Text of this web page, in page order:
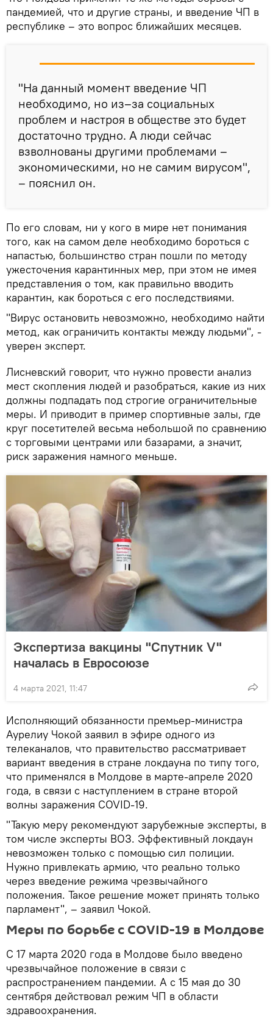
пандемией, что и другие страны, и введение ЧП в
республике – это вопрос ближайших месяцев.
"На данный момент введение ЧП
необходимо, но из–за социальных
проблем и настроя в обществе это будет
достаточно трудно. А люди сейчас
взволнованы другими проблемами –
экономическими, но не самим вирусом",
– пояснил он.
По его словам, ни у кого в мире нет понимания
того, как на самом деле необходимо бороться с
напастью, большинство стран пошли по методу
ужесточения карантинных мер, при этом не имея
представления о том, как правильно вводить
карантин, как бороться с его последствиями.
"Вирус остановить невозможно, необходимо найти
метод, как ограничить контакты между людьми", -
уверен эксперт.
Лисневский говорит, что нужно провести анализ
мест скопления людей и разобраться, какие из них
должны подпадать под строгие ограничительные
меры. И приводит в пример спортивные залы, где
круг посетителей весьма небольшой по сравнению
с торговыми центрами или базарами, а значит,
риск заражения намного меньше.
Экспертиза вакцины "Спутник V"
началась в Евросоюзе
4 марта 2021, 11:47
Исполняющий обязанности премьер-министра
Аурелиу Чокой заявил в эфире одного из
телеканалов, что правительство рассматривает
вариант введения в стране локдауна по типу того,
что применялся в Молдове в марте-апреле 2020
года, в связи с наступлением в стране второй
волны заражения COVID-19.
"Такую меру рекомендуют зарубежные эксперты, в
том числе эксперты ВОЗ. Эффективный локдаун
невозможен только с помощью сил полиции.
Нужно привлекать армию, что реально только
через введение режима чрезвычайного
положения. Такое решение может принять только
парламент", – заявил Чокой.
Меры по борьбе с COVID-19 в Молдове
С 17 марта 2020 года в Молдове было введено
чрезвычайное положение в связи с
распространением пандемии. А с 15 мая до 30
сентября действовал режим ЧП в области
здравоохранения.